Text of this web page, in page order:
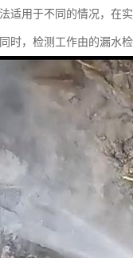
适用于不同的情况，在
时，检测工作由的漏水